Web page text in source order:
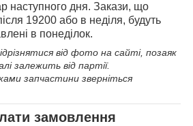
наступного дня. Закази, що
19200 або в неділя, будуть
в понеділок.
від фото на сайті, позаяк
залежить від партії.
запчастини зверніться
замовлення